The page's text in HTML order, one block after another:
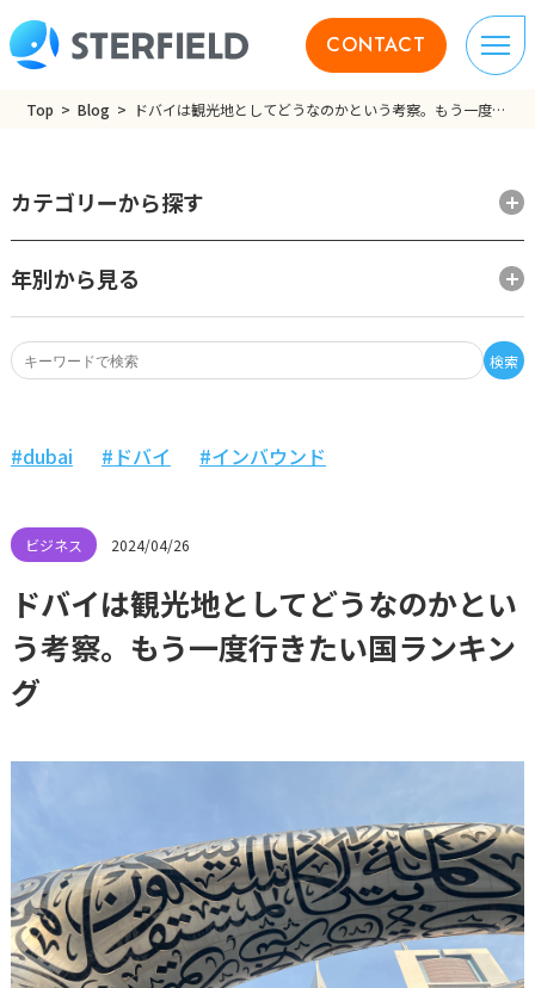
CONTACT
Top Blog ドバイは観光地としてどうなのかという考察。もう一度行きたい国ランキング
検索
カテゴリーから探す
年別から見る
2024/04/26
dubai ドバイ インバウンド
ドバイは観光地としてどうなのかとい
う考察。もう一度行きたい国ランキン
グ